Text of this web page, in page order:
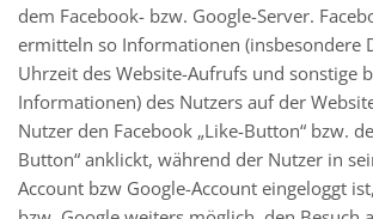
dem Facebook- bzw. Google-Server.
ermitteln so Informationen (insbesondere
Uhrzeit des Website-Aufrufs und sonstige
Informationen) des Nutzers auf der
Nutzer den Facebook „Like-Button“ bzw.
Button“ anklickt, während der Nutzer in
Account bzw Google-Account eingeloggt